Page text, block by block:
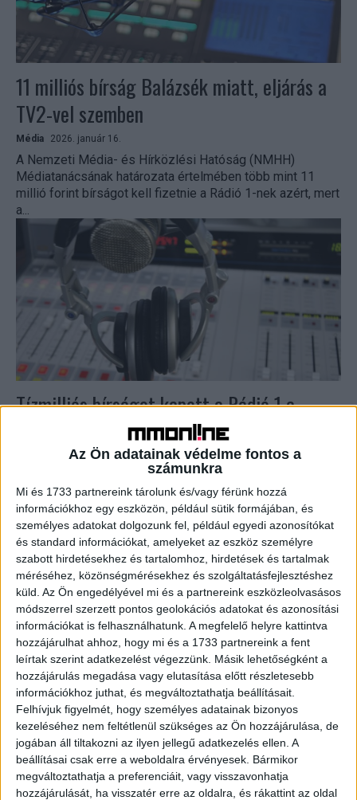
Az Ön adatainak védelme fontos a
számunkra
Mi és 1733 partnereink tárolunk és/vagy férünk hozzá
információkhoz egy eszközön, például sütik formájában, és
személyes adatokat dolgozunk fel, például egyedi azonosítókat
és standard információkat, amelyeket az eszköz személyre
szabott hirdetésekhez és tartalomhoz, hirdetések és tartalmak
méréséhez, közönségmérésekhez és szolgáltatásfejlesztéshez
küld. Az Ön engedélyével mi és a partnereink eszközleolvasásos
módszerrel szerzett pontos geolokációs adatokat és azonosítási
információkat is felhasználhatunk. A megfelelő helyre kattintva
hozzájárulhat ahhoz, hogy mi és a 1733 partnereink a fent
leírtak szerint adatkezelést végezzünk. Másik lehetőségként a
hozzájárulás megadása vagy elutasítása előtt részletesebb
információkhoz juthat, és megváltoztathatja beállításait.
Felhívjuk figyelmét, hogy személyes adatainak bizonyos
kezeléséhez nem feltétlenül szükséges az Ön hozzájárulása, de
jogában áll tiltakozni az ilyen jellegű adatkezelés ellen. A
beállításai csak erre a weboldalra érvényesek. Bármikor
megváltoztathatja a preferenciáit, vagy visszavonhatja
hozzájárulását, ha visszatér erre az oldalra, és rákattint az oldal
11 milliós bírság Balázsék miatt, eljárás a
TV2-vel szemben
Média 2026. január 16.
A Nemzeti Média- és Hírközlési Hatóság (NMHH)
Médiatanácsának határozata értelmében több mint 11
millió forint bírságot kell fizetnie a Rádió 1-nek azért, mert
a...
Tízmilliós bírságot kapott a Rádió 1 a
„Balázsék” miatt
2025. november 20.
Több mint tízmillió forint bírságot szabott ki a „Balázsék”
című műsorszám egyik adása miatt a Rádió 1-re a
Nemzeti Média- és Hírközlési Hatóság (NMHH)...
Bírság a „Balázsék” miatt, eljárás „A
kísértés” kapcsán
Média 2025. október 27.
Emberi méltóságot sértő kijelentések hangzottak el a
„Balázsék” című műsorszámban – állapította meg a